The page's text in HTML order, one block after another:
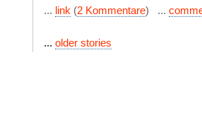
... link (2 Kommentare) ...
... older stories